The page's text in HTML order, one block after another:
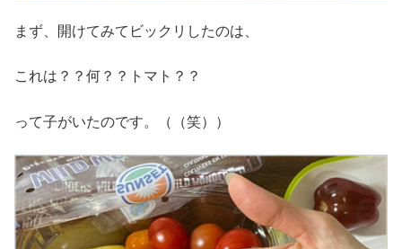
まず、開けてみてビックリしたのは、
これは？？何？？トマト？？
って子がいたのです。（（笑））